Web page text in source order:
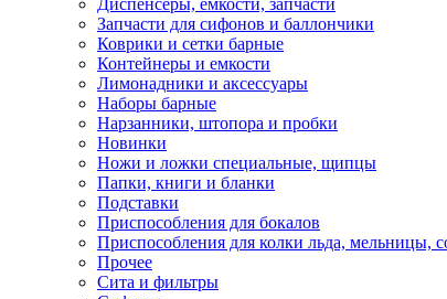
Диспенсеры, емкости, запчасти
Запчасти для сифонов и баллончики
Коврики и сетки барные
Контейнеры и емкости
Лимонадники и аксессуары
Наборы барные
Нарзанники, штопора и пробки
Новинки
Ножи и ложки специальные, щипцы
Папки, книги и бланки
Подставки
Приспособления для бокалов
Приспособления для колки льда, мельницы,
Прочее
Сита и фильтры